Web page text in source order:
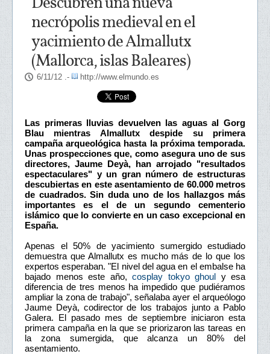
necrópolis medieval en el
yacimiento de Almallutx
(Mallorca, islas Baleares)
6/11/12 .- http://www.elmundo.es
Las primeras lluvias devuelven las aguas al Gorg
Blau mientras Almallutx despide su primera
campaña arqueológica hasta la próxima temporada.
Unas prospecciones que, como asegura uno de sus
directores, Jaume Deyà, han arrojado "resultados
espectaculares" y un gran número de estructuras
descubiertas en este asentamiento de 60.000 metros
de cuadrados. Sin duda uno de los hallazgos más
importantes es el de un segundo cementerio
islámico que lo convierte en un caso excepcional en
España.
Apenas el 50% de yacimiento sumergido estudiado
demuestra que Almallutx es mucho más de lo que los
expertos esperaban. "El nivel del agua en el embalse ha
bajado menos este año, cosplay tokyo ghoul y esa
diferencia de tres menos ha impedido que pudiéramos
ampliar la zona de trabajo", señalaba ayer el arqueólogo
Jaume Deyà, codirector de los trabajos junto a Pablo
Galera. El pasado mes de septiembre iniciaron esta
primera campaña en la que se priorizaron las tareas en
la zona sumergida, que alcanza un 80% del
asentamiento.